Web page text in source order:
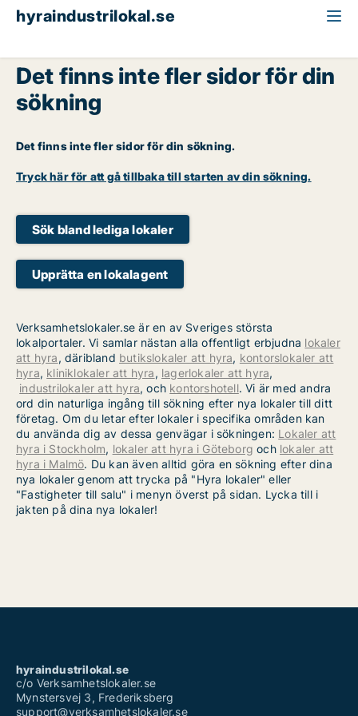
hyraindustrilokal.se
Det finns inte fler sidor för din
sökning
Det finns inte fler sidor för din sökning.
Tryck här för att gå tillbaka till starten av din sökning.
Sök bland lediga lokaler
Upprätta en lokalagent
Verksamhetslokaler.se är en av Sveriges största
lokalportaler. Vi samlar nästan alla offentligt erbjudna lokaler
att hyra, däribland butikslokaler att hyra, kontorslokaler att
hyra, kliniklokaler att hyra, lagerlokaler att hyra,
industrilokaler att hyra, och kontorshotell. Vi är med andra
ord din naturliga ingång till sökning efter nya lokaler till ditt
företag. Om du letar efter lokaler i specifika områden kan
du använda dig av dessa genvägar i sökningen: Lokaler att
hyra i Stockholm, lokaler att hyra i Göteborg och lokaler att
hyra i Malmö. Du kan även alltid göra en sökning efter dina
nya lokaler genom att trycka på "Hyra lokaler" eller
"Fastigheter till salu" i menyn överst på sidan. Lycka till i
jakten på dina nya lokaler!
hyraindustrilokal.se
c/o Verksamhetslokaler.se
Mynstersvej 3, Frederiksberg
support@verksamhetslokaler.se